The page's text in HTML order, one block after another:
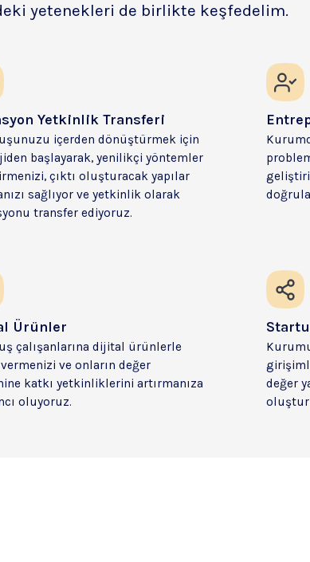
yetenekleri de birlikte keşfedelim.
Yetkinlik Transferi
içerden dönüştürmek için
başlayarak, yenilikçi yöntemler
çıktı oluşturacak yapılar
sağlıyor ve yetkinlik olarak
transfer ediyoruz.
Ürünler
çalışanlarına dijital ürünlerle
ve onların değer
katkı yetkinliklerini artırmanıza
oluyoruz.
değer